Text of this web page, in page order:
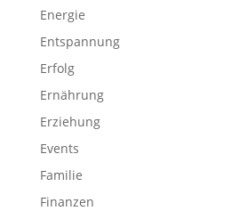
Energie
Entspannung
Erfolg
Ernährung
Erziehung
Events
Familie
Finanzen